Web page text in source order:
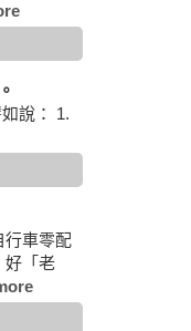
說： 1.
行車零配
好「老